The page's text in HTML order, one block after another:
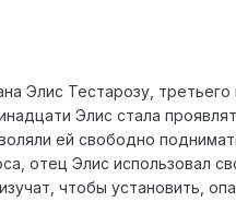
Элис Тестарозу,
Элис стала
ей свободно
отец Элис использовал
чтобы установить,